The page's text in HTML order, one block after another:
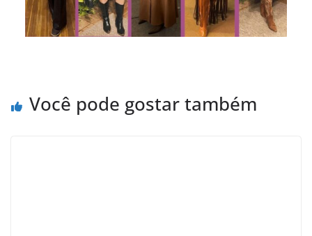
Você pode gostar também